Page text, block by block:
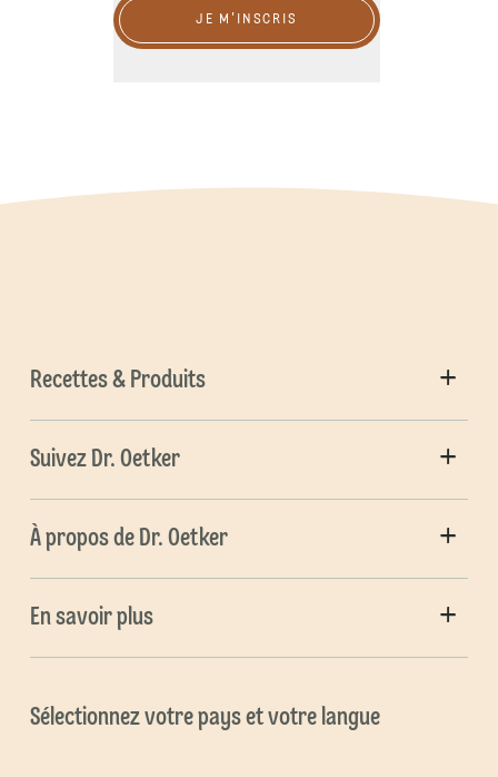
JE M'INSCRIS
Recettes & Produits
Suivez Dr. Oetker
À propos de Dr. Oetker
En savoir plus
Sélectionnez votre pays et votre langue